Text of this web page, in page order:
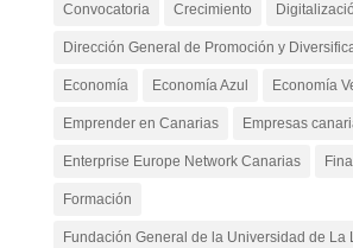
Convocatoria Crecimiento
Dirección General de Promoción y
Economía Economía Azul Economía
Emprender en Canarias Empresas
Enterprise Europe Network Canarias
Formación
Fundación General de la Universidad de La